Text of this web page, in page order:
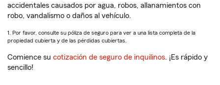
accidentales causados por agua, robos, allanamientos con
robo, vandalismo o daños al vehículo.
1. Por favor, consulte su póliza de seguro para ver a una lista completa de la
propiedad cubierta y de las pérdidas cubiertas.
Comience su cotización de seguro de inquilinos. ¡Es rápido y
sencillo!